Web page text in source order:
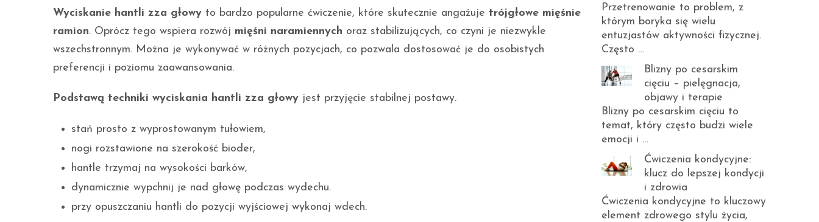
Wyciskanie hantli zza głowy to bardzo popularne ćwiczenie, które skutecznie angażuje trójgłowe mięśnie
ramion. Oprócz tego wspiera rozwój mięśni naramiennych oraz stabilizujących, co czyni je niezwykle
wszechstronnym. Można je wykonywać w różnych pozycjach, co pozwala dostosować je do osobistych
preferencji i poziomu zaawansowania.
Podstawą techniki wyciskania hantli zza głowy jest przyjęcie stabilnej postawy.
stań prosto z wyprostowanym tułowiem,
nogi rozstawione na szerokość bioder,
hantle trzymaj na wysokości barków,
dynamicznie wypchnij je nad głowę podczas wydechu.
przy opuszczaniu hantli do pozycji wyjściowej wykonaj wdech.
Przetrenowanie to problem, z
którym boryka się wielu
entuzjastów aktywności fizycznej.
Często …
Blizny po cesarskim
cięciu – pielęgnacja,
objawy i terapie
Blizny po cesarskim cięciu to
temat, który często budzi wiele
emocji i …
Ćwiczenia kondycyjne:
klucz do lepszej kondycji
i zdrowia
Ćwiczenia kondycyjne to kluczowy
element zdrowego stylu życia,